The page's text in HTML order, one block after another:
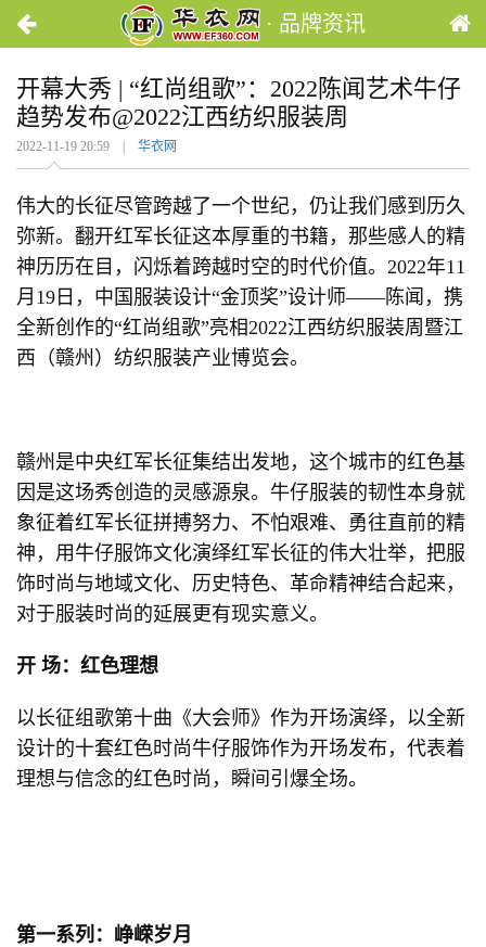
· 品牌资讯
开幕大秀 | “红尚组歌”：2022陈闻艺术牛仔
趋势发布@2022江西纺织服装周
2022-11-19 20:59 | 华衣网
伟大的长征尽管跨越了一个世纪，仍让我们感到历久
弥新。翻开红军长征这本厚重的书籍，那些感人的精
神历历在目，闪烁着跨越时空的时代价值。2022年11
月19日，中国服装设计“金顶奖”设计师——陈闻，携
全新创作的“红尚组歌”亮相2022江西纺织服装周暨江
西（赣州）纺织服装产业博览会。
赣州是中央红军长征集结出发地，这个城市的红色基
因是这场秀创造的灵感源泉。牛仔服装的韧性本身就
象征着红军长征拼搏努力、不怕艰难、勇往直前的精
神，用牛仔服饰文化演绎红军长征的伟大壮举，把服
饰时尚与地域文化、历史特色、革命精神结合起来，
对于服装时尚的延展更有现实意义。
开 场：红色理想
以长征组歌第十曲《大会师》作为开场演绎，以全新
设计的十套红色时尚牛仔服饰作为开场发布，代表着
理想与信念的红色时尚，瞬间引爆全场。
第一系列：峥嵘岁月